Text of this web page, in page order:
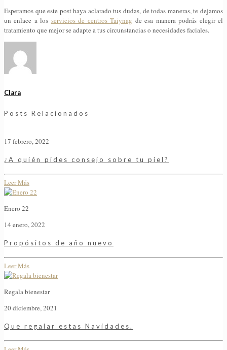
Esperamos que este post haya aclarado tus dudas, de todas maneras, te dejamos
un enlace a los servicios de centros Taiynag de esa manera podrás elegir el
tratamiento que mejor se adapte a tus circunstancias o necesidades faciales.
Clara
Posts Relacionados
17 febrero, 2022
¿A quién pides consejo sobre tu piel?
Leer Más
Enero 22
14 enero, 2022
Propósitos de año nuevo
Leer Más
Regala bienestar
20 diciembre, 2021
Que regalar estas Navidades.